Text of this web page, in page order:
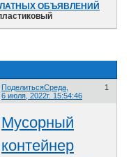
ОБЪЯВЛЕНИЙ
Поделиться 1
Среда,
6 июля, 2022г. 15:54:46
Мусорный
контейнер